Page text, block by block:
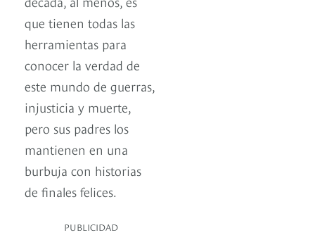
que tienen todas las
herramientas para
conocer la verdad de
este mundo de guerras,
injusticia y muerte,
pero sus padres los
mantienen en una
burbuja con historias
de finales felices.
PUBLICIDAD